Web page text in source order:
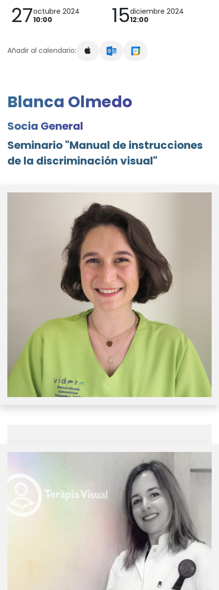
27octubre 2024
10:00
15diciembre 2024
12:00
Añadir al calendario:
Blanca Olmedo
Socia General
Seminario "Manual de instrucciones
de la discriminación visual"